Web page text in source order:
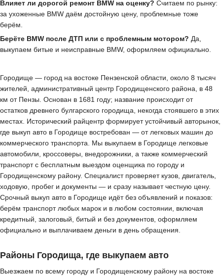
Влияет ли дорогой ремонт BMW на оценку? Считаем по рынку:
за ухоженные BMW даём достойную цену, проблемные тоже
берём.
Берёте BMW после ДТП или с проблемным мотором? Да,
выкупаем битые и неисправные BMW, оформляем официально.
Городище — город на востоке Пензенской области, около 8 тысяч
жителей, административный центр Городищенского района, в 48
км от Пензы. Основан в 1681 году; название происходит от
остатков древнего булгарского городища, некогда стоявшего в этих
местах. Исторический райцентр формирует устойчивый авторынок,
где выкуп авто в Городище востребован — от легковых машин до
коммерческого транспорта. Мы выкупаем в Городище легковые
автомобили, кроссоверы, внедорожники, а также коммерческий
транспорт с бесплатным выездом оценщика по городу и
Городищенскому району. Специалист проверяет кузов, двигатель,
ходовую, пробег и документы — и сразу называет честную цену.
Срочный выкуп авто в Городище идёт без объявлений и показов:
берём транспорт любых марок и в любом состоянии, включая
кредитный, залоговый, битый и без документов, оформляем
официально и выплачиваем деньги в день обращения.
Районы Городища, где выкупаем авто
Выезжаем по всему городу и Городищенскому району на востоке